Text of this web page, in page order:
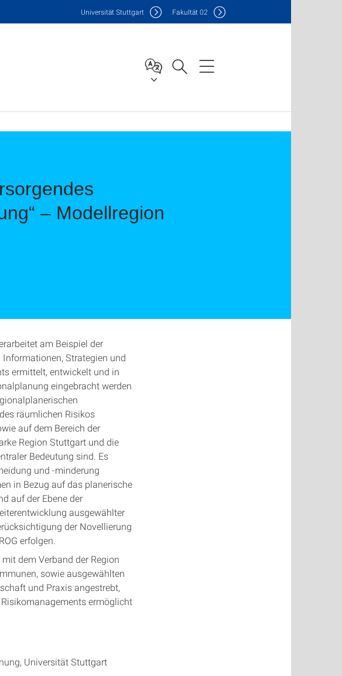
Universität Stuttgart Fakultät02
– Modellregion
am Beispiel der
Strategien und
ermittelt, entwickelt und in
eingebracht werden
räumlichen Risikos
auf dem Bereich der
Region Stuttgart und die
Bedeutung sind. Es
und -minderung
in Bezug auf das planerische
auf der Ebene der
ausgewählter
der Novellierung
erfolgen.
dem Verband der Region
sowie ausgewählten
und Praxis angestrebt,
ermöglicht
Universität Stuttgart